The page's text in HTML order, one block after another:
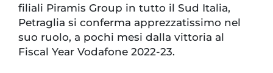
filiali Piramis Group in tutto il Sud Italia,
Petraglia si conferma apprezzatissimo nel
suo ruolo, a pochi mesi dalla vittoria al
Fiscal Year Vodafone 2022-23.